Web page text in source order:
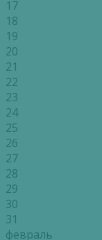
17
18
19
20
21
22
23
24
25
26
27
28
29
30
31
февраль